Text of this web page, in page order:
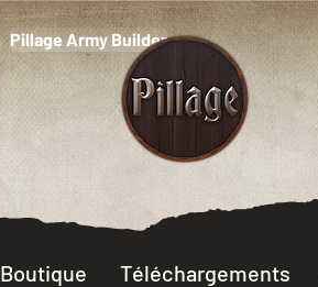
Pillage Army Builder
Boutique Téléchargements